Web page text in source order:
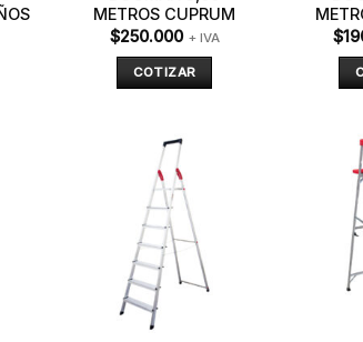
METROS CUPRUM
$250.000 + IVA
COTIZAR
$